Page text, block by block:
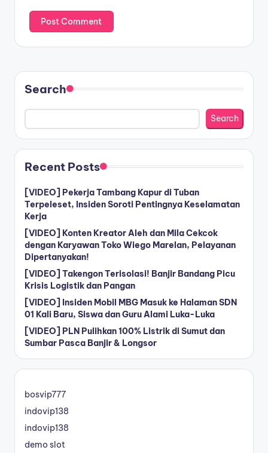
Search
Search
Recent Posts
[VIDEO] Pekerja Tambang Kapur di Tuban
Terpeleset, Insiden Soroti Pentingnya Keselamatan
Kerja
[VIDEO] Konten Kreator Aleh dan Mila Cekcok
dengan Karyawan Toko Wiego Marelan, Pelayanan
Dipertanyakan!
[VIDEO] Takengon Terisolasi! Banjir Bandang Picu
Krisis Logistik dan Pangan
[VIDEO] Insiden Mobil MBG Masuk ke Halaman SDN
01 Kali Baru, Siswa dan Guru Alami Luka-Luka
[VIDEO] PLN Pulihkan 100% Listrik di Sumut dan
Sumbar Pasca Banjir & Longsor
bosvip777
indovip138
indovip138
demo slot